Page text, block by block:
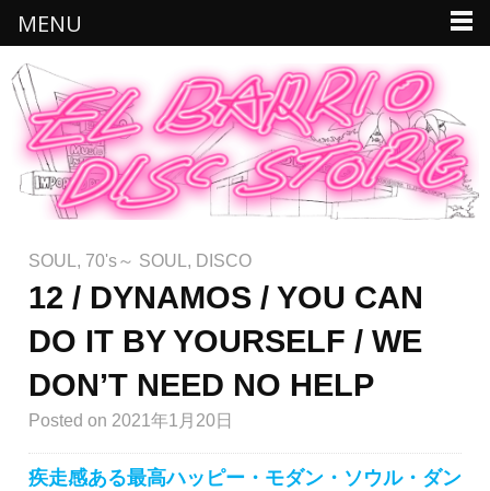
SOUL , 70's～ SOUL , DISCO
12 / DYNAMOS / YOU CAN
DO IT BY YOURSELF / WE
DON’T NEED NO HELP
Posted on 2021年1月20日
疾走感ある最高ハッピー・モダン・ソウル・ダン
MENU